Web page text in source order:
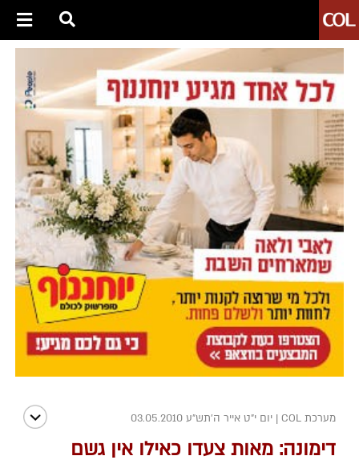
מערכת COL | יום י"ט אייר ה׳תש״ע 03.05.2010
דימונה: מאות צעדו כאילו אין גשם